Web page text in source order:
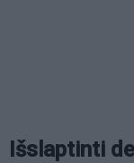
Išslaptinti